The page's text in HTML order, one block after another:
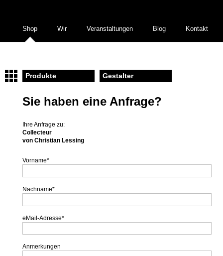
Shop Wir Veranstaltungen Blog Kontakt
Produkte Gestalter
Sie haben eine Anfrage?
Ihre Anfrage zu:
Collecteur
von Christian Lessing
Vorname*
Nachname*
eMail-Adresse*
Anmerkungen